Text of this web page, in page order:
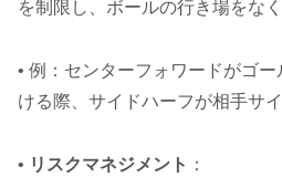
を制限し、ボールの行き場をなく
• 例：センターフォワードがゴ
ける際、サイドハーフが相手サ
• リスクマネジメント ：